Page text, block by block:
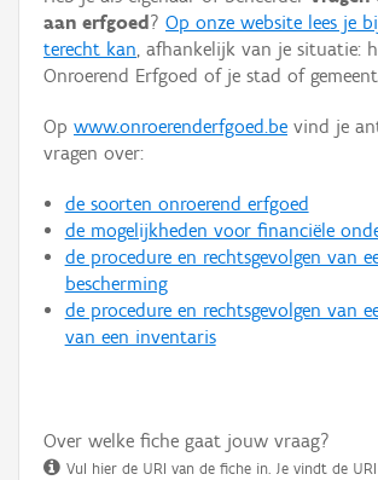
Hergebruik
Aanmelden
aan erfgoed ? Op onze website lees je
terecht kan, afhankelijk van je situatie:
Onroerend Erfgoed of je stad of
Op www.onroerenderfgoed.be vind je
vragen over:
de soorten onroerend erfgoed
de mogelijkheden voor financiële
de procedure en rechtsgevolgen van
bescherming
de procedure en rechtsgevolgen van
van een inventaris
Over welke fiche gaat jouw vraag?
Vul hier de URI van de fiche in. Je vindt de